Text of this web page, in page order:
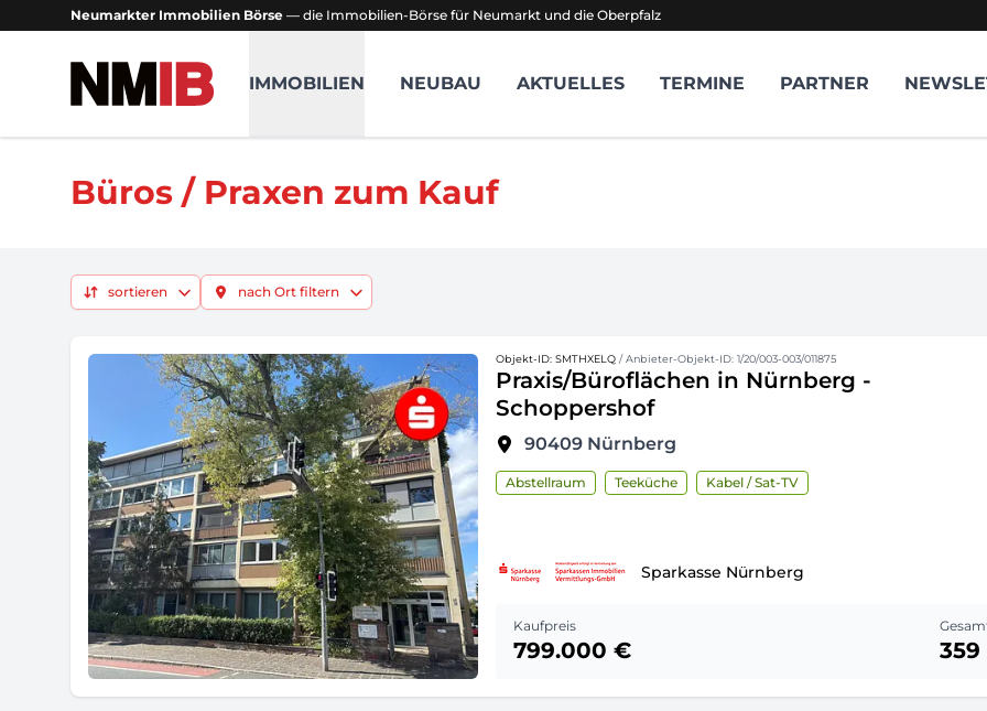
Neumarkter Immobilien Börse — die Immobilien-Börse für Neumarkt und die Oberpfalz
NMIB - Neumarkter Immobilien Börse
IMMOBILIEN NEUBAU AKTUELLES TERMINE PARTNER
Büros / Praxen zum Kauf
sortieren nach Ort filtern
Objekt-ID: SMTHXELQ / Anbieter-Objekt-ID: 1/20/003-003/011875
Praxis/Büroflächen in Nürnberg -
Schoppershof
90409 Nürnberg
Abstellraum Teeküche Kabel / Sat-TV
Sparkasse Nürnberg
Kaufpreis
799.000 € 359